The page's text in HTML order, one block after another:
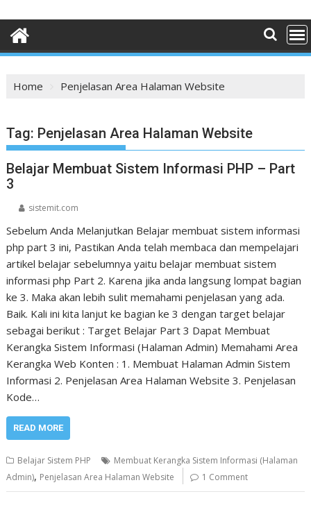
Home Penjelasan Area Halaman Website
Tag: Penjelasan Area Halaman Website
Belajar Membuat Sistem Informasi PHP – Part
3
sistemit.com
Sebelum Anda Melanjutkan Belajar membuat sistem informasi
php part 3 ini, Pastikan Anda telah membaca dan mempelajari
artikel belajar sebelumnya yaitu belajar membuat sistem
informasi php Part 2. Karena jika anda langsung lompat bagian
ke 3. Maka akan lebih sulit memahami penjelasan yang ada.
Baik. Kali ini kita lanjut ke bagian ke 3 dengan target belajar
sebagai berikut : Target Belajar Part 3 Dapat Membuat
Kerangka Sistem Informasi (Halaman Admin) Memahami Area
Kerangka Web Konten : 1. Membuat Halaman Admin Sistem
Informasi 2. Penjelasan Area Halaman Website 3. Penjelasan
Kode…
READ MORE
Belajar Sistem PHP
Membuat Kerangka Sistem Informasi (Halaman
Admin), Penjelasan Area Halaman Website 1 Comment